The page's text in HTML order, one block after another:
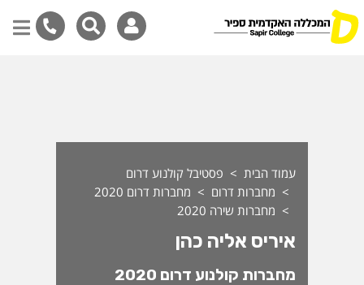
עמוד הבית
פסטיבל קולנוע דרום
מחברות דרום
מחברות דרום 2020
מחברות שירה 2020
איריס אליה כהן
מחברות קולנוע דרום 2020